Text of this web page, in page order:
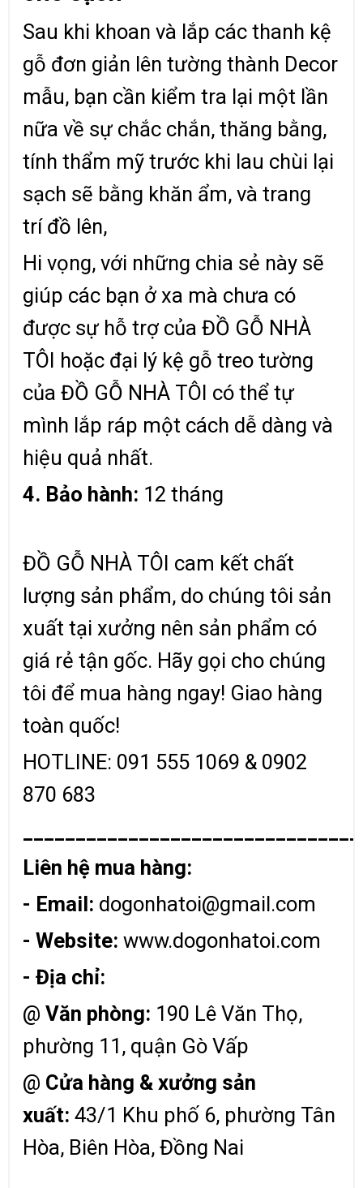
Sau khi khoan và lắp các thanh kệ
gỗ đơn giản lên tường thành Decor
mẫu, bạn cần kiểm tra lại một lần
nữa về sự chắc chắn, thăng bằng,
tính thẩm mỹ trước khi lau chùi lại
sạch sẽ bằng khăn ẩm, và trang
trí đồ lên,
Hi vọng, với những chia sẻ này sẽ
giúp các bạn ở xa mà chưa có
được sự hỗ trợ của ĐỒ GỖ NHÀ
TÔI hoặc đại lý kệ gỗ treo tường
của ĐỒ GỖ NHÀ TÔI có thể tự
mình lắp ráp một cách dễ dàng và
hiệu quả nhất.
4. Bảo hành: 12 tháng
ĐỒ GỖ NHÀ TÔI cam kết chất
lượng sản phẩm, do chúng tôi sản
xuất tại xưởng nên sản phẩm có
giá rẻ tận gốc. Hãy gọi cho chúng
tôi để mua hàng ngay! Giao hàng
toàn quốc!
HOTLINE: 091 555 1069 & 0902
870 683
Liên hệ mua hàng:
- Email: dogonhatoi@gmail.com
- Website: www.dogonhatoi.com
- Địa chỉ:
@ Văn phòng: 190 Lê Văn Thọ,
phường 11, quận Gò Vấp
@ Cửa hàng & xưởng sản
xuất: 43/1 Khu phố 6, phường Tân
Hòa, Biên Hòa, Đồng Nai